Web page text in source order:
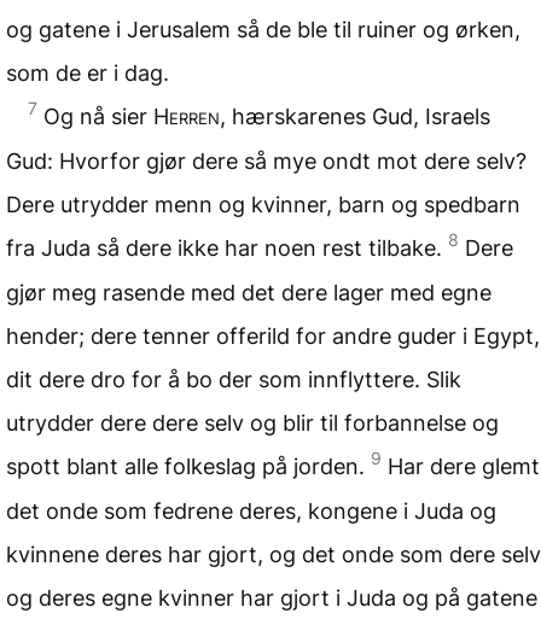
og gatene i Jerusalem så de ble til ruiner og ørken,
som de er i dag.
7 Og nå sier Herren, hærskarenes Gud, Israels
Gud: Hvorfor gjør dere så mye ondt mot dere selv?
Dere utrydder menn og kvinner, barn og spedbarn
fra Juda så dere ikke har noen rest tilbake. 8 Dere
gjør meg rasende med det dere lager med egne
hender; dere tenner offerild for andre guder i Egypt,
dit dere dro for å bo der som innflyttere. Slik
utrydder dere dere selv og blir til forbannelse og
spott blant alle folkeslag på jorden. 9 Har dere glemt
det onde som fedrene deres, kongene i Juda og
kvinnene deres har gjort, og det onde som dere selv
og deres egne kvinner har gjort i Juda og på gatene